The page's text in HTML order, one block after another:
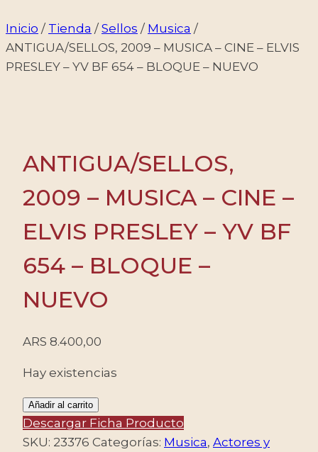
Inicio / Tienda / Sellos / Musica /
ANTIGUA/SELLOS, 2009 – MUSICA – CINE – ELVIS
PRESLEY – YV BF 654 – BLOQUE – NUEVO
ANTIGUA/SELLOS,
2009 – MUSICA – CINE –
ELVIS PRESLEY – YV BF
654 – BLOQUE –
NUEVO
ARS 8.400,00
Hay existencias
ANTIGUA/SELLOS,
2009
-
Añadir al carrito
Descargar Ficha Producto
SKU: 23376 Categorías: Musica, Actores y